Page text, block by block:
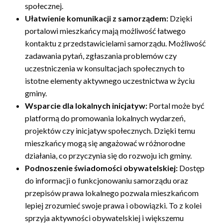
społecznej.
Ułatwienie komunikacji z samorządem: Dzięki
portalowi mieszkańcy mają możliwość łatwego
kontaktu z przedstawicielami samorządu. Możliwość
zadawania pytań, zgłaszania problemów czy
uczestniczenia w konsultacjach społecznych to
istotne elementy aktywnego uczestnictwa w życiu
gminy.
Wsparcie dla lokalnych inicjatyw: Portal może być
platformą do promowania lokalnych wydarzeń,
projektów czy inicjatyw społecznych. Dzięki temu
mieszkańcy mogą się angażować w różnorodne
działania, co przyczynia się do rozwoju ich gminy.
Podnoszenie świadomości obywatelskiej: Dostęp
do informacji o funkcjonowaniu samorządu oraz
przepisów prawa lokalnego pozwala mieszkańcom
lepiej zrozumieć swoje prawa i obowiązki. To z kolei
sprzyja aktywności obywatelskiej i większemu